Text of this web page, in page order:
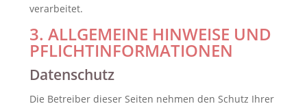
verarbeitet.
3. ALLGEMEINE HINWEISE UND
PFLICHT­INFORMATIONEN
Datenschutz
Die Betreiber dieser Seiten nehmen den Schutz Ihrer